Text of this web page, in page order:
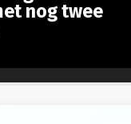
nog twee